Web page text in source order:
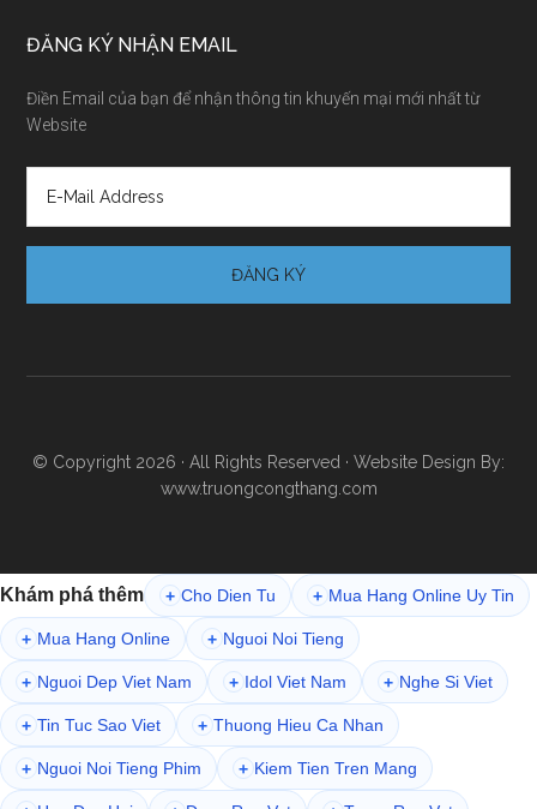
ĐĂNG KÝ NHẬN EMAIL
Điền Email của bạn để nhận thông tin khuyến mại mới nhất từ
Website
© Copyright 2026 · All Rights Reserved · Website Design By:
www.truongcongthang.com
Khám phá thêm + Cho Dien Tu + Mua Hang Online Uy Tin
+ Mua Hang Online + Nguoi Noi Tieng
+ Nguoi Dep Viet Nam + Idol Viet Nam + Nghe Si Viet
+ Tin Tuc Sao Viet + Thuong Hieu Ca Nhan
+ Nguoi Noi Tieng Phim + Kiem Tien Tren Mang